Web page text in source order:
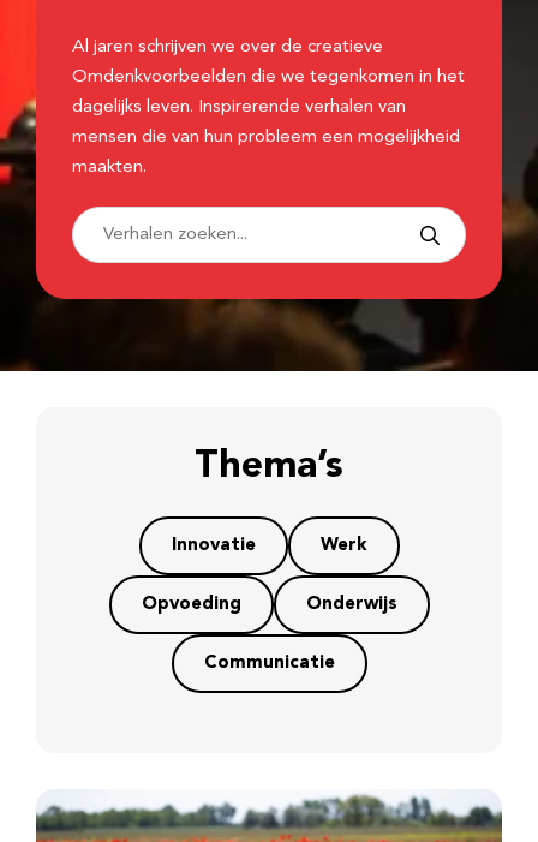
Al jaren schrijven we over de creatieve
Omdenkvoorbeelden die we tegenkomen in het
dagelijks leven. Inspirerende verhalen van
mensen die van hun probleem een mogelijkheid
maakten.
Thema’s
Innovatie Werk
Opvoeding Onderwijs
Communicatie